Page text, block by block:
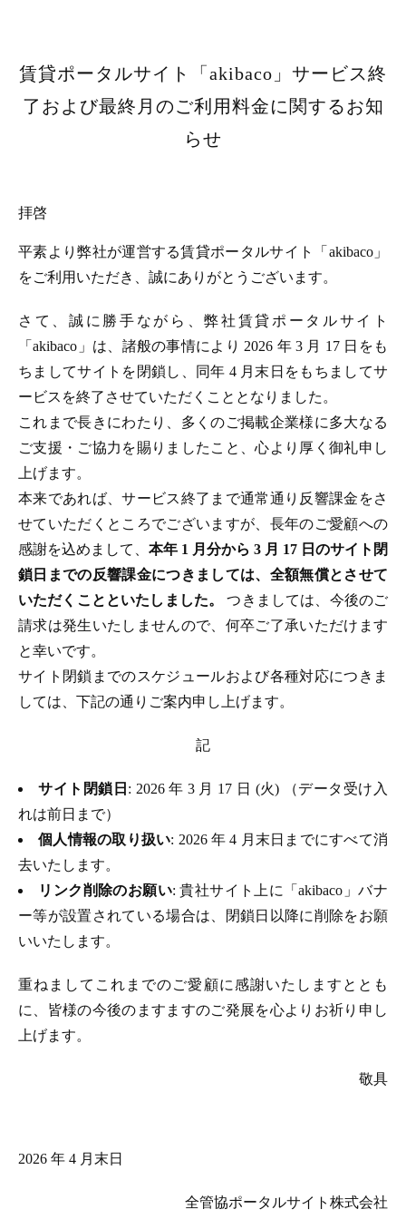
賃貸ポータルサイト「akibaco」サービス終
了および最終月のご利用料金に関するお知
らせ
拝啓
平素より弊社が運営する賃貸ポータルサイト「akibaco」
をご利用いただき、誠にありがとうございます。
さて、誠に勝手ながら、弊社賃貸ポータルサイト
「akibaco」は、諸般の事情により 2026 年 3 月 17 日をも
ちましてサイトを閉鎖し、同年 4 月末日をもちましてサ
ービスを終了させていただくこととなりました。
これまで長きにわたり、多くのご掲載企業様に多大なる
ご支援・ご協力を賜りましたこと、心より厚く御礼申し
上げます。
本来であれば、サービス終了まで通常通り反響課金をさ
せていただくところでございますが、長年のご愛顧への
感謝を込めまして、 本年 1 月分から 3 月 17 日のサイト閉
鎖日までの反響課金につきましては、全額無償とさせて
いただくことといたしました。つきましては、今後のご
請求は発生いたしませんので、何卒ご了承いただけます
と幸いです。
サイト閉鎖までのスケジュールおよび各種対応につきま
しては、下記の通りご案内申し上げます。
記
サイト閉鎖日 : 2026 年 3 月 17 日 (火) （データ受け入
れは前日まで）
個人情報の取り扱い: 2026 年 4 月末日までにすべて消
去いたします。
リンク削除のお願い: 貴社サイト上に「akibaco」バナ
ー等が設置されている場合は、閉鎖日以降に削除をお願
いいたします。
重ねましてこれまでのご愛顧に感謝いたしますととも
に、皆様の今後のますますのご発展を心よりお祈り申し
上げます。
敬具
2026 年 4 月末日
全管協ポータルサイト株式会社